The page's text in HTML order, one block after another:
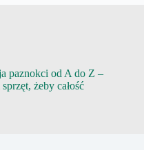
paznokci od A do Z –
żeby całość